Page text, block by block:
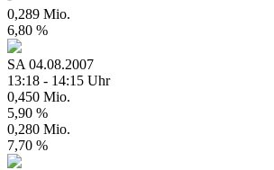
0,289 Mio.
6,80 %
SA 04.08.2007
13:18 - 14:15 Uhr
0,450 Mio.
5,90 %
0,280 Mio.
7,70 %